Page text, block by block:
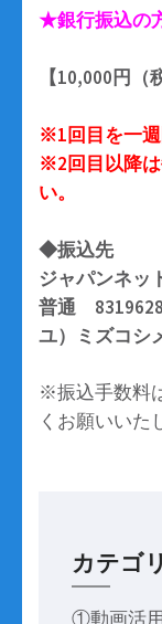
★銀行振込の
【10,000円（
※1回目を一週
※2回目以降
い。
◆振込先
ジャパンネ
普通 8319628
ユ）ミズコシ
※振込手数料
くお願いいた
カテゴ
①動画活